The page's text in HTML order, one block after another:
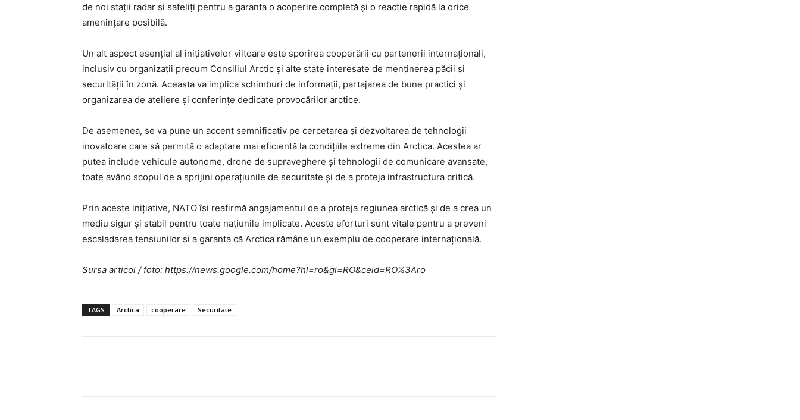
de noi stații radar și sateliți pentru a garanta o acoperire completă și o reacție rapidă la orice
amenințare posibilă.
Un alt aspect esențial al inițiativelor viitoare este sporirea cooperării cu partenerii internaționali,
inclusiv cu organizații precum Consiliul Arctic și alte state interesate de menținerea păcii și
securității în zonă. Aceasta va implica schimburi de informații, partajarea de bune practici și
organizarea de ateliere și conferințe dedicate provocărilor arctice.
De asemenea, se va pune un accent semnificativ pe cercetarea și dezvoltarea de tehnologii
inovatoare care să permită o adaptare mai eficientă la condițiile extreme din Arctica. Acestea ar
putea include vehicule autonome, drone de supraveghere și tehnologii de comunicare avansate,
toate având scopul de a sprijini operațiunile de securitate și de a proteja infrastructura critică.
Prin aceste inițiative, NATO își reafirmă angajamentul de a proteja regiunea arctică și de a crea un
mediu sigur și stabil pentru toate națiunile implicate. Aceste eforturi sunt vitale pentru a preveni
escaladarea tensiunilor și a garanta că Arctica rămâne un exemplu de cooperare internațională.
Sursa articol / foto: https://news.google.com/home?hl=ro&gl=RO&ceid=RO%3Aro
TAGS Arctica cooperare Securitate